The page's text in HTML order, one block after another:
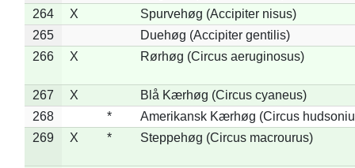
264
X
Spurvehøg (Accipiter nisus)
265
Duehøg (Accipiter gentilis)
266
X Rørhøg (Circus aeruginosus)
267 X
Blå Kærhøg (Circus cyaneus)
268
*
Amerikansk Kærhøg (Circus
269
X * Steppehøg (Circus macrourus)